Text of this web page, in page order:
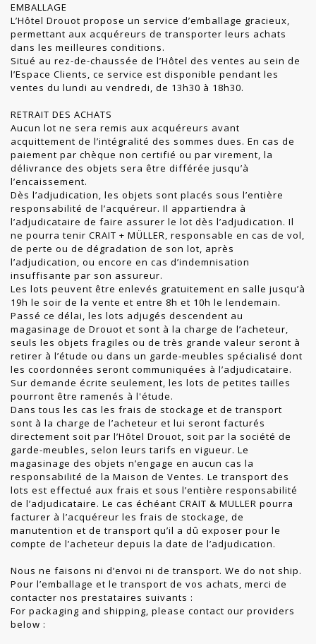
EMBALLAGE
L’Hôtel Drouot propose un service d’emballage gracieux,
permettant aux acquéreurs de transporter leurs achats
dans les meilleures conditions.
Situé au rez-de-chaussée de l’Hôtel des ventes au sein de
l’Espace Clients, ce service est disponible pendant les
ventes du lundi au vendredi, de 13h30 à 18h30.
RETRAIT DES ACHATS
Aucun lot ne sera remis aux acquéreurs avant
acquittement de l’intégralité des sommes dues. En cas de
paiement par chèque non certifié ou par virement, la
délivrance des objets sera être différée jusqu’à
l’encaissement.
Dès l’adjudication, les objets sont placés sous l’entière
responsabilité de l’acquéreur. Il appartiendra à
l’adjudicataire de faire assurer le lot dès l’adjudication. Il
ne pourra tenir CRAIT + MÜLLER, responsable en cas de vol,
de perte ou de dégradation de son lot, après
l’adjudication, ou encore en cas d’indemnisation
insuffisante par son assureur.
Les lots peuvent être enlevés gratuitement en salle jusqu’à
19h le soir de la vente et entre 8h et 10h le lendemain.
Passé ce délai, les lots adjugés descendent au
magasinage de Drouot et sont à la charge de l’acheteur,
seuls les objets fragiles ou de très grande valeur seront à
retirer à l’étude ou dans un garde-meubles spécialisé dont
les coordonnées seront communiquées à l’adjudicataire.
Sur demande écrite seulement, les lots de petites tailles
pourront être ramenés à l'étude.
Dans tous les cas les frais de stockage et de transport
sont à la charge de l’acheteur et lui seront facturés
directement soit par l’Hôtel Drouot, soit par la société de
garde-meubles, selon leurs tarifs en vigueur. Le
magasinage des objets n’engage en aucun cas la
responsabilité de la Maison de Ventes. Le transport des
lots est effectué aux frais et sous l’entière responsabilité
de l’adjudicataire. Le cas échéant CRAIT & MULLER pourra
facturer à l’acquéreur les frais de stockage, de
manutention et de transport qu’il a dû exposer pour le
compte de l’acheteur depuis la date de l’adjudication.
Nous ne faisons ni d’envoi ni de transport. We do not ship.
Pour l’emballage et le transport de vos achats, merci de
contacter nos prestataires suivants :
For packaging and shipping, please contact our providers
below :